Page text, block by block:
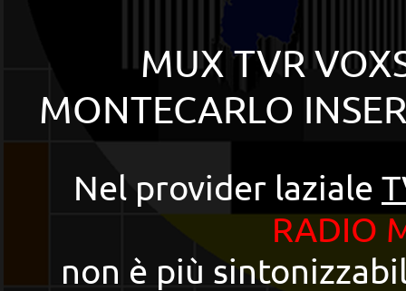
MUX TVR
MONTECARLO
Nel provider laziale
RADIO
non è più